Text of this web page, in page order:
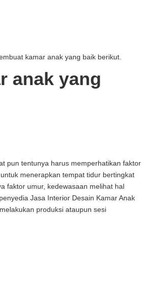
kamar anak yang baik berikut.
anak yang
pun tentunya harus memperhatikan faktor
menerapkan tempat tidur bertingkat
faktor umur, kedewasaan melihat hal
Jasa Interior Desain Kamar Anak
produksi ataupun sesi